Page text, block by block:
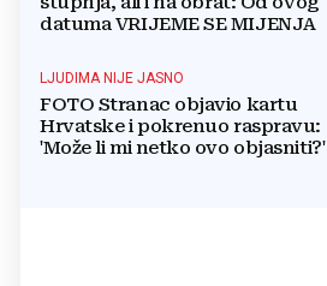
datuma VRIJEME SE MIJENJA
LJUDIMA NIJE JASNO
FOTO Stranac objavio kartu
Hrvatske i pokrenuo raspravu:
'Može li mi netko ovo objasniti?'